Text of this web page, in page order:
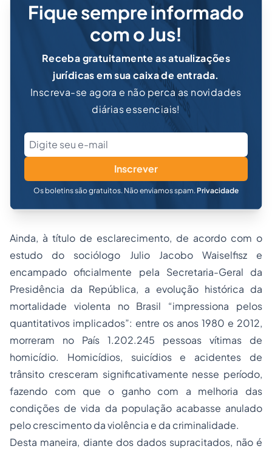
Fique sempre informado
com o Jus!
Receba gratuitamente as atualizações
jurídicas em sua caixa de entrada.
Inscreva-se agora e não perca as novidades
diárias essenciais!
Inscrever
Os boletins são gratuitos. Não enviamos spam. Privacidade
Ainda, à título de esclarecimento, de acordo com o
estudo do sociólogo Julio Jacobo Waiselfisz e
encampado oficialmente pela Secretaria-Geral da
Presidência da República, a evolução histórica da
mortalidade violenta no Brasil “impressiona pelos
quantitativos implicados”: entre os anos 1980 e 2012,
morreram no País 1.202.245 pessoas vítimas de
homicídio. Homicí­dios, suicídios e acidentes de
trânsito cresceram significativamente nesse período,
fazendo com que o ganho com a melhoria das
condições de vida da população acabasse anulado
pelo crescimento da violência e da criminalidade.
Desta maneira, diante dos dados supracitados, não é